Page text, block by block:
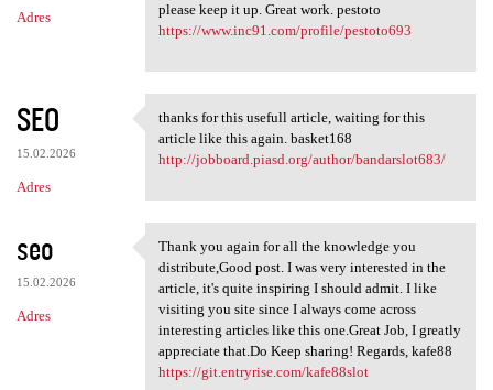
Adres
please keep it up. Great work. pestoto
https://www.inc91.com/profile/pestoto693
SEO
15.02.2026
Adres
thanks for this usefull
thanks for this usefull article, waiting for this
article like this again. basket168
http://jobboard.piasd.org/author/bandarslot683/
seo
15.02.2026
Adres
Thank you again for all the
Thank you again for all the knowledge you
distribute,Good post. I was very interested in the
article, it's quite inspiring I should admit. I like
visiting you site since I always come across
interesting articles like this one.Great Job, I greatly
appreciate that.Do Keep sharing! Regards, kafe88
https://git.entryrise.com/kafe88slot